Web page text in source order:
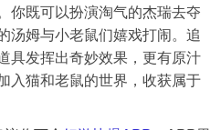
你既可以扮演淘气的杰瑞去夺
汤姆与小老鼠们嬉戏打闹。追
具发挥出奇妙效果，更有原汁
入猫和老鼠的世界，收获属于